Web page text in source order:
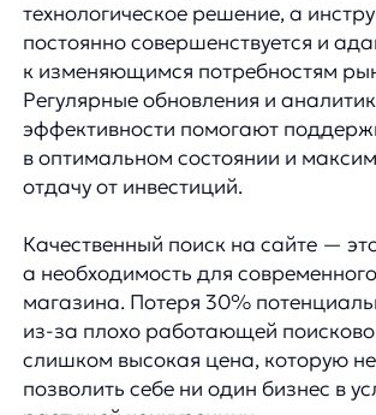
Реквизиты
Лицензионный договор-оферта
Политика обработки персональных
Согласие на обработку персональных
Рекомендательные алгоритмы
Деятельность в области ИТ
Согласие на получение рекламных и
Руководство пользователя
Функциональные характеристики